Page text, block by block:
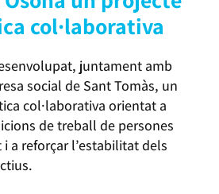
col·laborativa
juntament amb
social de Sant Tomàs, un
col·laborativa orientat a
de treball de persones
a reforçar l’estabilitat dels